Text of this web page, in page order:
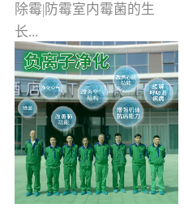
除霉|防霉室内霉菌的生
长...
受温度、湿度、基质养
分、通风四个条件影响，
温暖潮湿、营养物质多、
通风缓慢的空间最易滋生
大量霉菌的...